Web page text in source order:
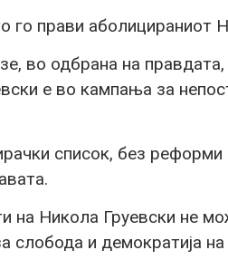
го прави аболицираниот
во одбрана на
е во кампања за
список, без
на Никола Груевски не
слобода и демократија